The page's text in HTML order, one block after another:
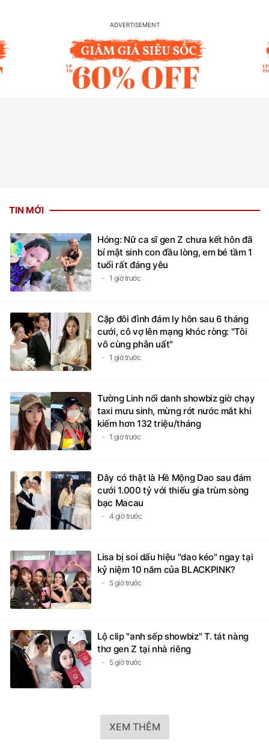
TIN MỚI
Hóng: Nữ ca sĩ gen Z chưa kết hôn đã
bí mật sinh con đầu lòng, em bé tầm 1
tuổi rất đáng yêu
1 giờ trước
Cặp đôi đình đám ly hôn sau 6 tháng
cưới, cô vợ lên mạng khóc ròng: "Tôi
vô cùng phẫn uất"
1 giờ trước
Tường Linh nổi danh showbiz giờ chạy
taxi mưu sinh, mừng rớt nước mắt khi
kiếm hơn 132 triệu/tháng
1 giờ trước
Đây có thật là Hề Mộng Dao sau đám
cưới 1.000 tỷ với thiếu gia trùm sòng
bạc Macau
4 giờ trước
Lisa bị soi dấu hiệu "dao kéo" ngay tại
kỷ niệm 10 năm của BLACKPINK?
5 giờ trước
Lộ clip "anh sếp showbiz" T. tát nàng
thơ gen Z tại nhà riêng
5 giờ trước
XEM THÊM